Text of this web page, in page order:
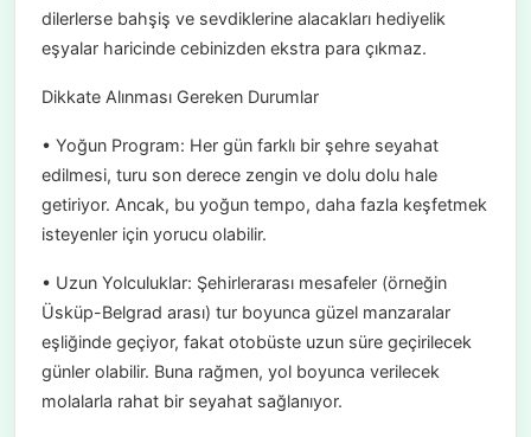
dilerlerse bahşiş ve sevdiklerine alacakları hediyelik
eşyalar haricinde cebinizden ekstra para çıkmaz.
Dikkate Alınması Gereken Durumlar
• Yoğun Program: Her gün farklı bir şehre seyahat
edilmesi, turu son derece zengin ve dolu dolu hale
getiriyor. Ancak, bu yoğun tempo, daha fazla keşfetmek
isteyenler için yorucu olabilir.
• Uzun Yolculuklar: Şehirlerarası mesafeler (örneğin
Üsküp-Belgrad arası) tur boyunca güzel manzaralar
eşliğinde geçiyor, fakat otobüste uzun süre geçirilecek
günler olabilir. Buna rağmen, yol boyunca verilecek
molalarla rahat bir seyahat sağlanıyor.